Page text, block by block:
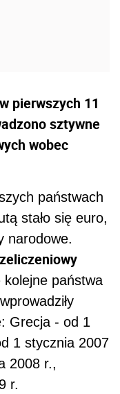
pierwszych 11
sztywne
wobec
państwach
stało się euro,
narodowe.
państwa
Grecja - od 1
1 stycznia 2007
2008 r.,
r.